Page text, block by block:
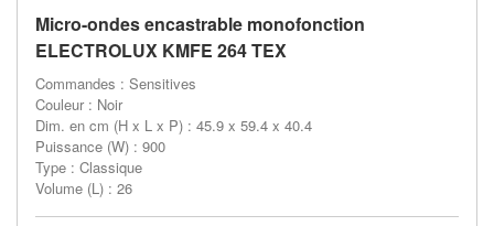
Micro-ondes encastrable monofonction
ELECTROLUX KMFE 264 TEX
Commandes : Sensitives
Couleur : Noir
Dim. en cm (H x L x P) : 45.9 x 59.4 x 40.4
Puissance (W) : 900
Type : Classique
Volume (L) : 26